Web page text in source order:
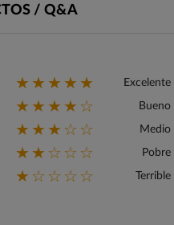
/ Q&A
★★★★★ Excelente
★★★★☆ Bueno
★★★☆☆ Medio
★★☆☆☆ Pobre
★☆☆☆☆ Terrible